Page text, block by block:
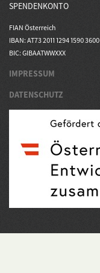
SPENDENKONTO
FIAN Österreich
IBAN: AT73 2011 1294 1590 3600
BIC: GIBAATWWXXX
IMPRESSUM
DATENSCHUTZ